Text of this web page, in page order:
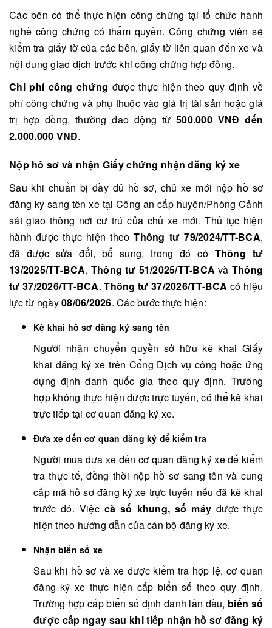
Các bên có thể thực hiện công chứng tại tổ chức hành
nghề công chứng có thẩm quyền. Công chứng viên sẽ
kiểm tra giấy tờ của các bên, giấy tờ liên quan đến xe và
nội dung giao dịch trước khi công chứng hợp đồng.
Chi phí công chứng được thực hiện theo quy định về
phí công chứng và phụ thuộc vào giá trị tài sản hoặc giá
trị hợp đồng, thường dao động từ500.000 VNĐ đến
2.000.000 VNĐ.
Nộp hồ sơ và nhận Giấy chứng nhận đăng ký xe
Sau khi chuẩn bị đầy đủ hồ sơ, chủ xe mới nộp hồ sơ
đăng ký sang tên xe tại Công an cấp huyện/Phòng Cảnh
sát giao thông nơi cư trú của chủ xe mới. Thủ tục hiện
hành được thực hiện theoThông tư 79/2024/TT-BCA,
đã được sửa đổi, bổ sung, trong đó có Thông tư
13/2025/TT-BCA, Thông tư 51/2025/TT-BCA và Thông
tư 37/2026/TT-BCA.Thông tư 37/2026/TT-BCA có hiệu
lực từ ngày08/06/2026. Các bước thực hiện:
Kê khai hồ sơ đăng ký sang tên
Người nhận chuyển quyền sở hữu kê khai Giấy
khai đăng ký xe trên Cổng Dịch vụ công hoặc ứng
dụng định danh quốc gia theo quy định. Trường
hợp không thực hiện được trực tuyến, có thể kê khai
trực tiếp tại cơ quan đăng ký xe.
Đưa xe đến cơ quan đăng ký để kiểm tra
Người mua đưa xe đến cơ quan đăng ký xe để kiểm
tra thực tế, đồng thời nộp hồ sơ sang tên và cung
cấp mã hồ sơ đăng ký xe trực tuyến nếu đã kê khai
trước đó. Việc cà số khung, số máy được thực
hiện theo hướng dẫn của cán bộ đăng ký xe.
Nhận biển số xe
Sau khi hồ sơ và xe được kiểm tra hợp lệ, cơ quan
đăng ký xe thực hiện cấp biển số theo quy định.
Trường hợp cấp biển số định danh lần đầu, biển số
được cấp ngay sau khi tiếp nhận hồ sơ đăng ký